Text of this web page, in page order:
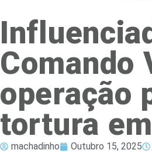
Comando
operação
tortura
machadinho Outubro 15, 2025